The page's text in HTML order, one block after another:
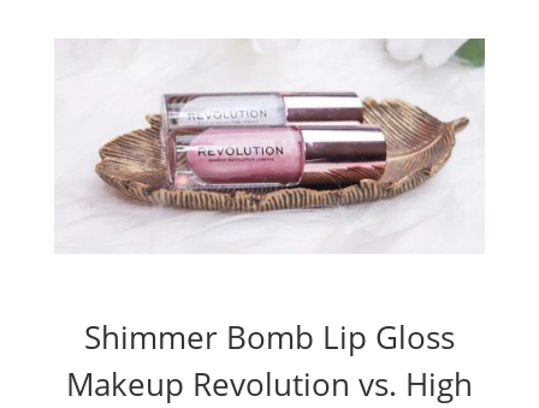
Shimmer Bomb Lip Gloss
Makeup Revolution vs. High